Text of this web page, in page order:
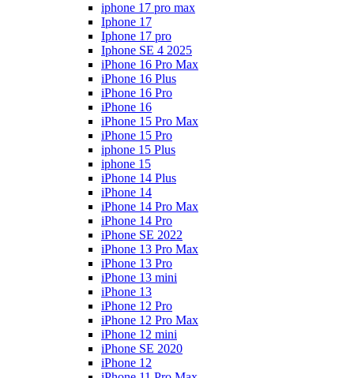
iphone 17 pro max
Iphone 17
Iphone 17 pro
Iphone SE 4 2025
iPhone 16 Pro Max
iPhone 16 Plus
iPhone 16 Pro
iPhone 16
iPhone 15 Pro Max
iPhone 15 Pro
iphone 15 Plus
iphone 15
iPhone 14 Plus
iPhone 14
iPhone 14 Pro Max
iPhone 14 Pro
iPhone SE 2022
iPhone 13 Pro Max
iPhone 13 Pro
iPhone 13 mini
iPhone 13
iPhone 12 Pro
iPhone 12 Pro Max
iPhone 12 mini
iPhone SE 2020
iPhone 12